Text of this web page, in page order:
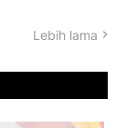
Lebih lama